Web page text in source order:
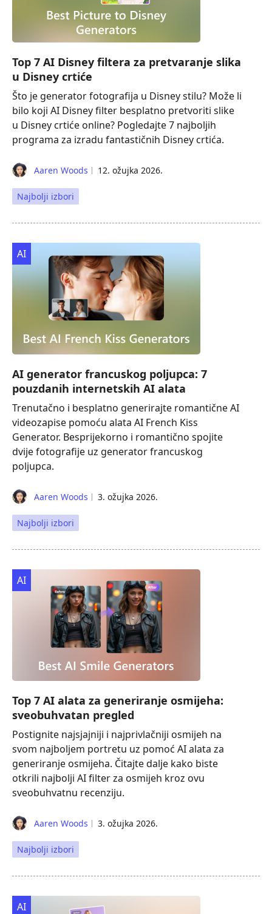
Top 7 AI Disney filtera za pretvaranje slika
u Disney crtiće
Što je generator fotografija u Disney stilu? Može li
bilo koji AI Disney filter besplatno pretvoriti slike
u Disney crtiće online? Pogledajte 7 najboljih
programa za izradu fantastičnih Disney crtića.
Aaren Woods 12. ožujka 2026.
Najbolji izbori
AI
AI generator francuskog poljupca: 7
pouzdanih internetskih AI alata
Trenutačno i besplatno generirajte romantične AI
videozapise pomoću alata AI French Kiss
Generator. Besprijekorno i romantično spojite
dvije fotografije uz generator francuskog
poljupca.
Aaren Woods 3. ožujka 2026.
Najbolji izbori
AI
Top 7 AI alata za generiranje osmijeha:
sveobuhvatan pregled
Postignite najsjajniji i najprivlačniji osmijeh na
svom najboljem portretu uz pomoć AI alata za
generiranje osmijeha. Čitajte dalje kako biste
otkrili najbolji AI filter za osmijeh kroz ovu
sveobuhvatnu recenziju.
Aaren Woods 3. ožujka 2026.
Najbolji izbori
AI